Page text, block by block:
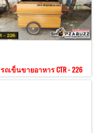
รถเข็นขายอาหาร CTR - 226